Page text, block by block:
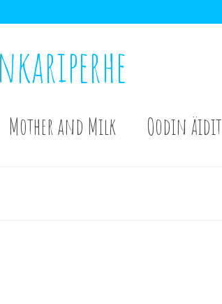
Mother and Milk Oodin äidit